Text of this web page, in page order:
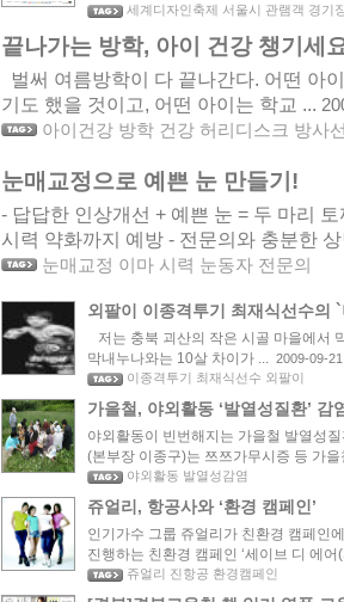
세계디자인축제 서울시 관램객 경기
끝나가는 방학, 아이 건강 챙기세
벌써 여름방학이 다 끝나간다. 어떤 아
기도 했을 것이고, 어떤 아이는 학교 ...
아이건강 방학 건강 허리디스크 방사
눈매교정으로 예쁜 눈 만들기!
- 답답한 인상개선 + 예쁜 눈 = 두 마리
시력 약화까지 예방 - 전문의와 충분한
눈매교정 이마 시력 눈동자 전문의
외팔이 이종격투기 최재식선수의
저는 충북 괴산의 작은 시골 마을에서
막내누나와는 10살 차이가 ... 2009-09-
이종격투기 최재식선수 외팔이
가을철, 야외활동 ‘발열성질환’ 감
야외활동이 빈번해지는 가을철 발열성
(본부장 이종구)는 쯔쯔가무시증 등 가을
야외활동 발열성감염
쥬얼리, 항공사와 ‘환경 캠페인’
인기가수 그룹 쥬얼리가 친환경 캠페인
진행하는 친환경 캠페인 ‘세이브 디 에어
쥬얼리 진항공 환경캠페인